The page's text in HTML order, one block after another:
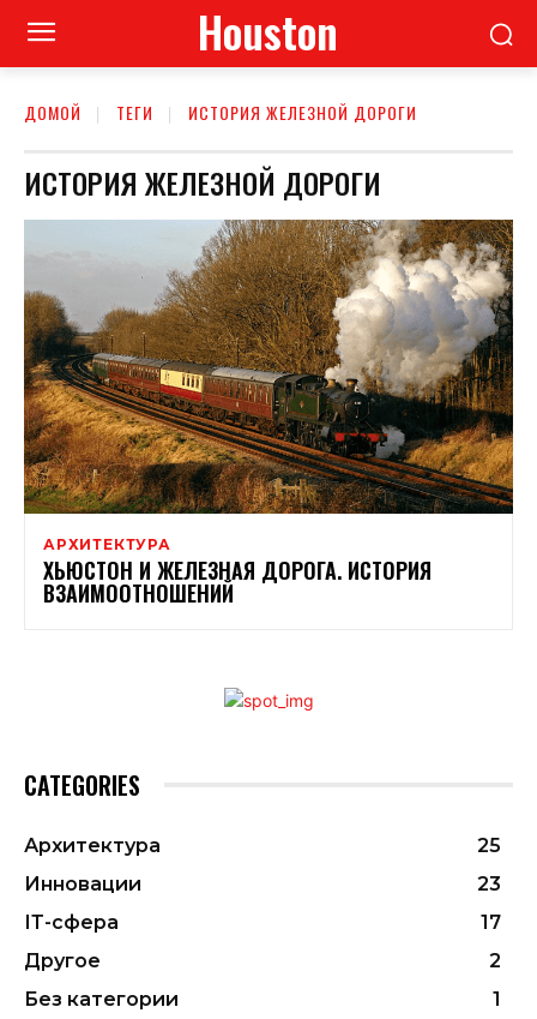
Houston
ДОМОЙ ТЕГИ ИСТОРИЯ ЖЕЛЕЗНОЙ ДОРОГИ
ИСТОРИЯ ЖЕЛЕЗНОЙ ДОРОГИ
АРХИТЕКТУРА
ХЬЮСТОН И ЖЕЛЕЗНАЯ ДОРОГА. ИСТОРИЯ
ВЗАИМООТНОШЕНИЙ
CATEGORIES
Архитектура
25
Инновации
23
ІТ-сфера
17
Другое
2
Без категории
1